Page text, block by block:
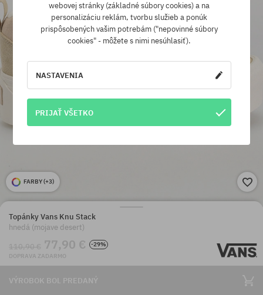
FARBY (+3)
Topánky Vans Knu Stack
hnedá (mojave desert)
110,90 € 77,90 €
-29%
DOPRAVA ZADARMO
VÝROBOK BOL PREDANÝ
webovej stránky (základné súbory cookies) a na
personalizáciu reklám, tvorbu služieb a ponúk
prispôsobených vašim potrebám ("nepovinné súbory
cookies" - môžete s nimi nesúhlasiť).
NASTAVENIA
PRIJAŤ VŠETKO